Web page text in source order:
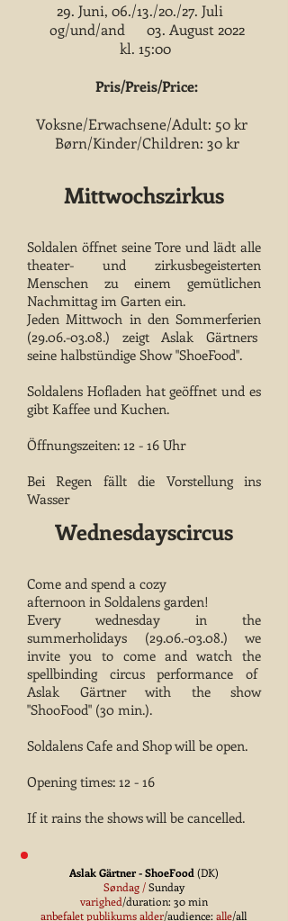
29. Juni, 06./13./20./27. Juli
og/und/and 03. August 2022
kl. 15:00
Pris/Preis/Price:
Voksne/Erwachsene/Adult: 50 kr
Børn/Kinder/Children: 30 kr
Mittwochszirkus
Soldalen öffnet seine Tore und lädt alle
theater- und zirkusbegeisterten
Menschen zu einem gemütlichen
Nachmittag im Garten ein.
Jeden Mittwoch in den Sommerferien
(29.06.-03.08.) zeigt Aslak Gärtners
seine halbstündige Show "ShoeFood".
Soldalens Hofladen hat geöffnet und es
gibt Kaffee und Kuchen.
Öffnungszeiten: 12 - 16 Uhr
Bei Regen fällt die Vorstellung ins
Wasser
​Wednesdayscircus
Come and spend a cozy
afternoon in Soldalens garden!
Every wednesday in the
summerholidays (29.06.-03.08.) we
invite you to come and watch the
spellbinding circus performance of
Aslak Gärtner with the show
"ShooFood" (30 min.).
Soldalens Cafe and Shop will be open.
Opening times: 12 - 16
If it rains the shows will be cancelled.
Aslak Gärtner - ShoeFood (DK)
Søndag /Sunday
varighed/duration: 30 min
anbefalet publikums alder/audience: alle/all